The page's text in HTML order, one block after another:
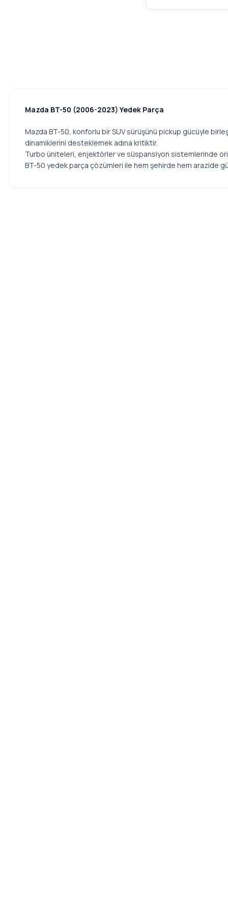
Karoseri Dış Parçalar
Diğer Parçalar
MAZDA CX-3
MAZDA CX-5
LUK
MGA
MONROE
Mazda BT-50 (2006-2023) Yedek Parça
Mazda BT-50, konforlu bir SUV sürüşünü pickup gücüyle
dinamiklerini desteklemek adına kritiktir.
Turbo üniteleri, enjektörler ve süspansiyon sistemlerinde
BT-50 yedek parça çözümleri ile hem şehirde hem arazide